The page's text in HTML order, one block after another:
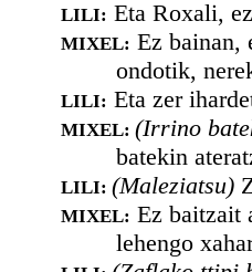
LILI: Eta Roxali,
MIXEL: Ez bainan,
ondotik,
LILI: Eta zer
MIXEL: (Irrino
batekin
LILI: (Maleziatsu)
MIXEL: Ez baitzait
lehengo